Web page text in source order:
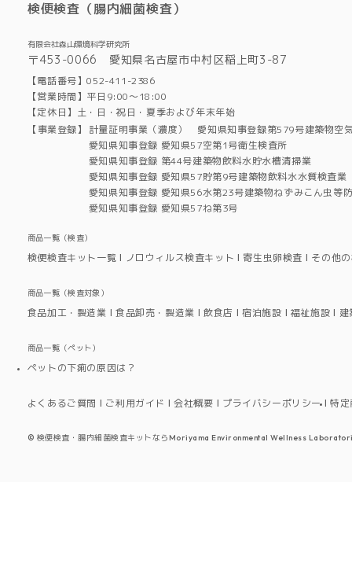
検便検査（腸内細菌検査）
有限会社森山環境科学研究所
〒453-0066 愛知県名古屋市中村区稲上町3-87
【電話番号】052-411-2386
【営業時間】平日9:00～18:00
【定休日】土・日・祝日・夏季および年末年始
【事業登録】
計量証明事業（濃度） 愛知県知事登録第579号建築物空
愛知県知事登録 愛知県57空第1号衛生検査所
愛知県知事登録 第44号建築物飲料水貯水槽清掃業
愛知県知事登録 愛知県57貯第9号建築物飲料水水質検査業
愛知県知事登録 愛知県56水第23号建築物ねずみこん虫等
愛知県知事登録 愛知県57ね第3号
商品一覧（検査）
検便検査キット一覧 ノロウィルス検査キット 寄生虫卵検査 その他
商品一覧（検査対象）
食品加工・製造業 食品卸売・製造業 飲食店 宿泊施設 福祉施設
商品一覧（ペット）
ペットの下痢の原因は？
よくあるご質問 ご利用ガイド 会社概要 プライバシーポリシー 特
© 検便検査・腸内細菌検査キットならMoriyama Environmental Wellness